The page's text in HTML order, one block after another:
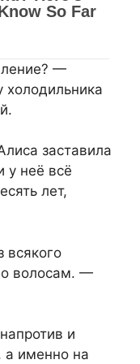
—
холодильника
заставила
у неё всё
лет,
волосам. —
и
а именно на